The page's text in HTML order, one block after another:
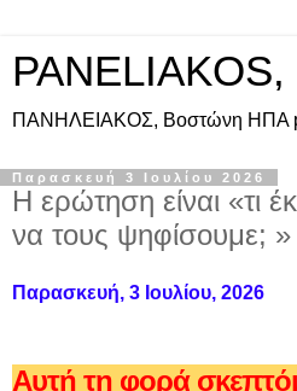
ΠAΝΗΛΕΙΑΚΟΣ, Βοστώνη ΗΠΑ
Παρασκευή 3 Ιουλίου 2026
H ερώτηση είναι «τι
να τους ψηφίσουμε; »
Παρασκευή, 3 Ιουλίου, 2026
Αυτή τη φορά